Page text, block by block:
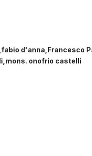
fabio d'anna Francesco
mons. onofrio castelli